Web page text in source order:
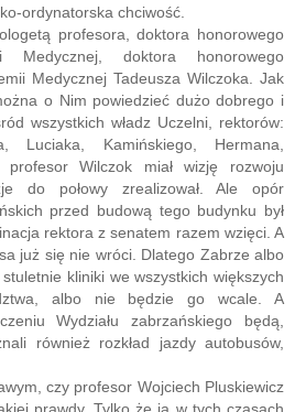
ordynatorska chciwość.
profesora, doktora honorowego
Medycznej, doktora honorowego
Medycznej Tadeusza Wilczoka. Jak
o Nim powiedzieć dużo dobrego i
wszystkich władz Uczelni, rektorów:
Luciaka, Kamińskiego, Hermana,
profesor Wilczok miał wizję rozwoju
do połowy zrealizował. Ale opór
przed budową tego budynku był
rektora z senatem razem wzięci. A
już się nie wróci. Dlatego Zabrze albo
kliniki we wszystkich większych
albo nie będzie go wcale. A
Wydziału zabrzańskiego będą,
również rozkład jazdy autobusów,
czy profesor Wojciech Pluskiewicz